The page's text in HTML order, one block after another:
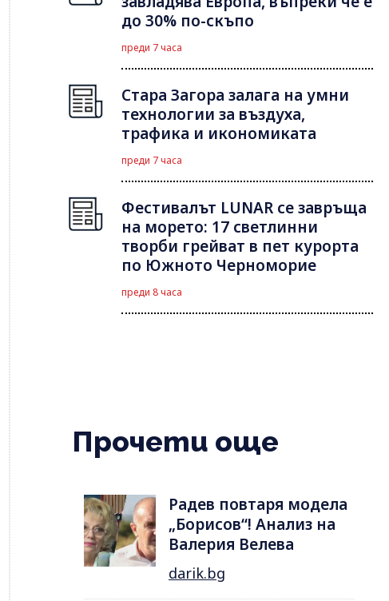
до 30% по-скъпо
преди 7 часа
Стара Загора залага на умни
технологии за въздуха,
трафика и икономиката
преди 7 часа
Фестивалът LUNAR се завръща
на морето: 17 светлинни
творби грейват в пет курорта
по Южното Черноморие
преди 8 часа
Прочети още
Радев повтаря модела
„Борисов“! Анализ на
Валерия Велева
darik.bg